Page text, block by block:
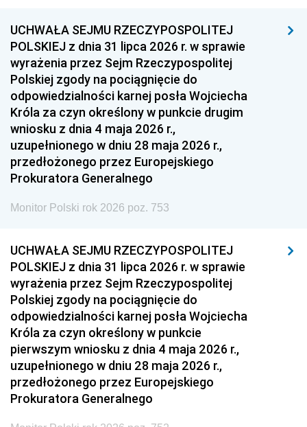
UCHWAŁA SEJMU RZECZYPOSPOLITEJ
POLSKIEJ z dnia 31 lipca 2026 r. w sprawie
wyrażenia przez Sejm Rzeczypospolitej
Polskiej zgody na pociągnięcie do
odpowiedzialności karnej posła Wojciecha
Króla za czyn określony w punkcie drugim
wniosku z dnia 4 maja 2026 r.,
uzupełnionego w dniu 28 maja 2026 r.,
przedłożonego przez Europejskiego
Prokuratora Generalnego
Monitor Polski rok 2026 poz. 753
UCHWAŁA SEJMU RZECZYPOSPOLITEJ
POLSKIEJ z dnia 31 lipca 2026 r. w sprawie
wyrażenia przez Sejm Rzeczypospolitej
Polskiej zgody na pociągnięcie do
odpowiedzialności karnej posła Wojciecha
Króla za czyn określony w punkcie
pierwszym wniosku z dnia 4 maja 2026 r.,
uzupełnionego w dniu 28 maja 2026 r.,
przedłożonego przez Europejskiego
Prokuratora Generalnego